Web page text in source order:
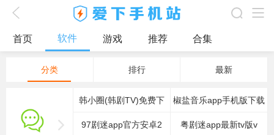
爱下首页
游戏排行榜
首页 软件 游戏 推荐 合集
分类 排行 最新
韩小圈(韩剧TV)免费下 椒盐音乐app手机版下载
97剧迷app官方安卓2 粤剧迷app最新tv版v